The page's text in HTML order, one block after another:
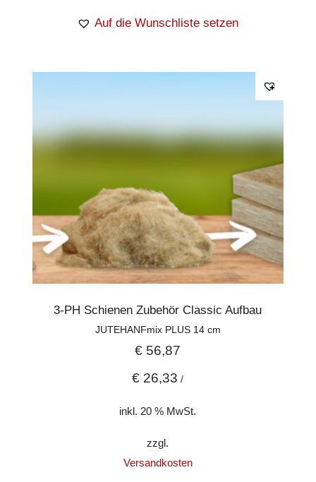
Auf die Wunschliste setzen
3-PH Schienen Zubehör Classic Aufbau
JUTEHANFmix PLUS 14 cm
€ 56,87
€ 26,33 /
inkl. 20 % MwSt.
zzgl.
Versandkosten